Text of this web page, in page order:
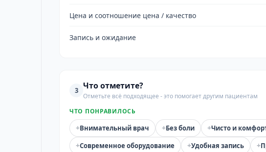
Цена и соотношение цена / качество
Запись и ожидание
3 Что отметите?
Отметьте всё подходящее - это помогает другим пациентам
ЧТО ПОНРАВИЛОСЬ
+Внимательный врач +Без боли +Чисто и
+Современное оборудование +Удобная запись +